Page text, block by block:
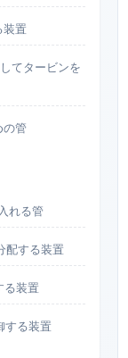
装置
てタービンを
の管
れる管
配する装置
る装置
する装置